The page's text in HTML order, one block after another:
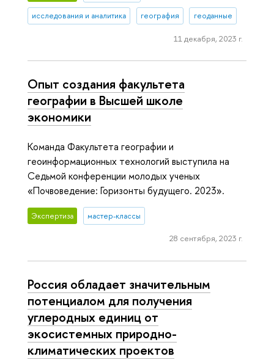
исследования и аналитика география геоданные
11 декабря, 2023 г.
Опыт создания факультета
географии в Высшей школе
экономики
Команда Факультета географии и
геоинформационных технологий выступила на
Седьмой конференции молодых ученых
«Почвоведение: Горизонты будущего. 2023».
Экспертиза мастер-классы
28 сентября, 2023 г.
Россия обладает значительным
потенциалом для получения
углеродных единиц от
экосистемных природно-
климатических проектов